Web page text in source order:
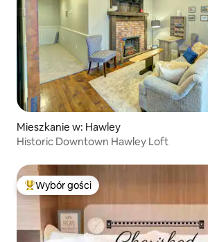
Mieszkanie w: Hawley
Historic Downtown Hawley Loft
Najpopularniejsze z kategorii Wybór gości
Wybór gości